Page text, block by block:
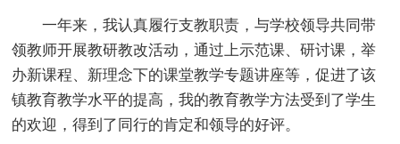
一年来，我认真履行支教职责，与学校领导共同带
领教师开展教研教改活动，通过上示范课、研讨课，举
办新课程、新理念下的课堂教学专题讲座等，促进了该
镇教育教学水平的提高，我的教育教学方法受到了学生
的欢迎，得到了同行的肯定和领导的好评。